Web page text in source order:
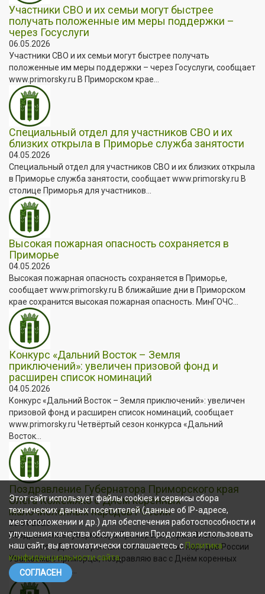
Участники СВО и их семьи могут быстрее
получать положенные им меры поддержки –
через Госуслуги
06.05.2026
Участники СВО и их семьи могут быстрее получать
положенные им меры поддержки – через Госуслуги, сообщает
www.primorsky.ru В Приморском крае...
Специальный отдел для участников СВО и их
близких открыла в Приморье служба занятости
04.05.2026
Специальный отдел для участников СВО и их близких открыла
в Приморье служба занятости, сообщает www.primorsky.ru В
столице Приморья для участников...
Высокая пожарная опасность сохраняется в
Приморье
04.05.2026
Высокая пожарная опасность сохраняется в Приморье,
сообщает www.primorsky.ru В ближайшие дни в Приморском
крае сохранится высокая пожарная опасность. МинГОЧС...
Конкурс «Дальний Восток – Земля
приключений»: увеличен призовой фонд и
расширен список номинаций
04.05.2026
Конкурс «Дальний Восток – Земля приключений»: увеличен
призовой фонд и расширен список номинаций, сообщает
www.primorsky.ru Четвёртый сезон конкурса «Дальний
Восток...
Поздравление Губернатора Приморского края
Олега Кожемяко с Днём коренных
малочисленных народов России
30.04.2026
Поздравление Губернатора Приморского края Олега
Кожемяко с Днём коренных малочисленных народов России
Уважаемые приморцы, поздравляю вас с Днём коренных
малочисленных...
Этот сайт использует файлы cookies и сервисы сбора
технических данных посетителей (данные об IP-адресе,
местоположении и др.) для обеспечения работоспособности и
улучшения качества обслуживания.Продолжая использовать
наш сайт, вы автоматически соглашаетесь с Политика
конфиденциальности сайта.
СОГЛАСЕН